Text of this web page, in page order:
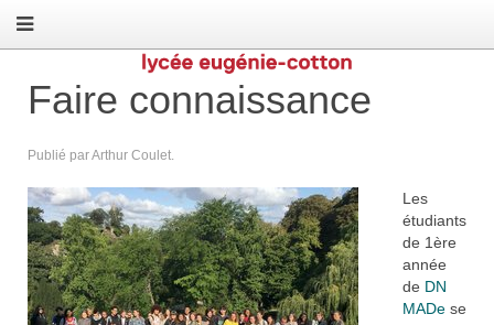
Faire connaissance
Publié par Arthur Coulet.
Les
étudiants
de 1ère
année
de DN
MADe se